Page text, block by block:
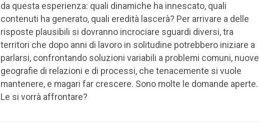
da questa esperienza: quali dinamiche ha innescato, quali
contenuti ha generato, quali eredità lascerà? Per arrivare a delle
risposte plausibili si dovranno incrociare sguardi diversi, tra
territori che dopo anni di lavoro in solitudine potrebbero iniziare a
parlarsi, confrontando soluzioni variabili a problemi comuni, nuove
geografie di relazioni e di processi, che tenacemente si vuole
mantenere, e magari far crescere. Sono molte le domande aperte.
Le si vorrà affrontare?